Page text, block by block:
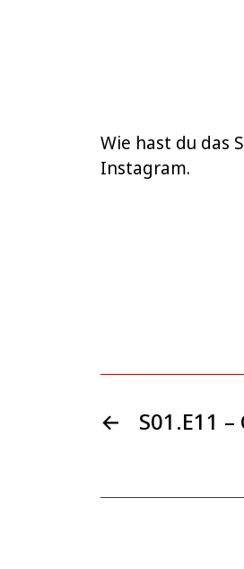
Wie hast du das
Instagram.
← S01.E11